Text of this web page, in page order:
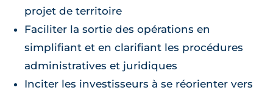
projet de territoire
Faciliter la sortie des opérations en
simplifiant et en clarifiant les procédures
administratives et juridiques
Inciter les investisseurs à se réorienter vers